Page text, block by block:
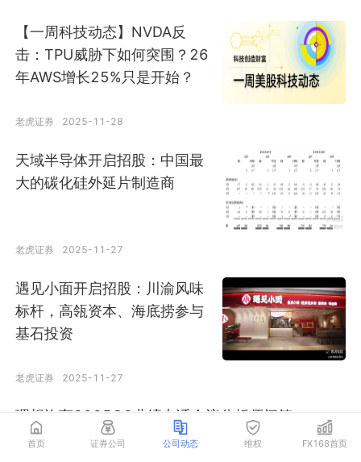
【一周科技动态】NVDA反
击：TPU威胁下如何突围？26
年AWS增长25%只是开始？
老虎证券 2025-11-28
天域半导体开启招股：中国最
大的碳化硅外延片制造商
老虎证券 2025-11-27
遇见小面开启招股：川渝风味
标杆，高瓴资本、海底捞参与
基石投资
老虎证券 2025-11-27
理想汽车2025Q3业绩电话会议分析师问答
老虎证券 2025-11-27
首页 证券公司 公司动态 维权 FX168首页